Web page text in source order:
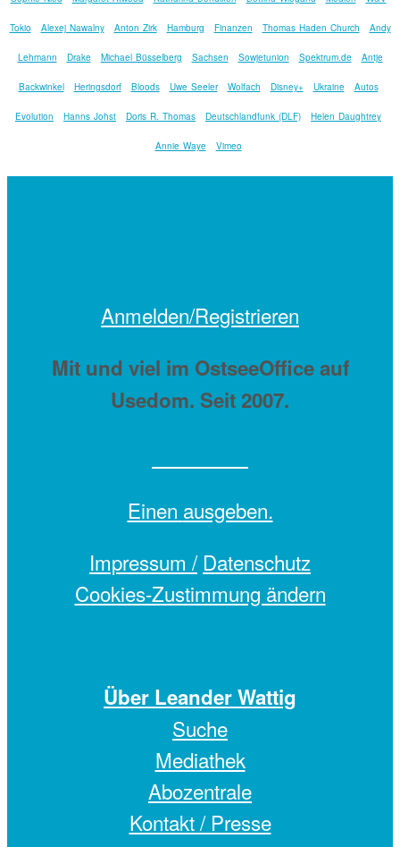
Tokio Alexej Nawalny Anton Zirk Hamburg Finanzen Thomas Haden Church Andy
Lehmann Drake Michael Büsselberg Sachsen Sowjetunion Spektrum.de Antje
Backwinkel Heringsdorf Bloods Uwe Seeler Wolfach Disney+ Ukraine Autos
Evolution Hanns Johst Doris R. Thomas Deutschlandfunk (DLF) Helen Daughtrey
Annie Waye Vimeo
Anmelden/Registrieren
Mit und viel im OstseeOffice auf
Usedom. Seit 2007.
Einen ausgeben.
Impressum / Datenschutz
Cookies-Zustimmung ändern
Über Leander Wattig
Suche
Mediathek
Abozentrale
Kontakt / Presse